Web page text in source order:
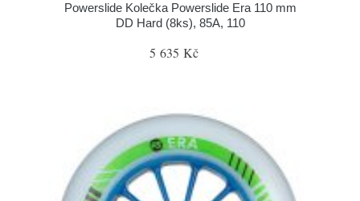
Powerslide Kolečka Powerslide Era 110 mm
DD Hard (8ks), 85A, 110
5 635 Kč